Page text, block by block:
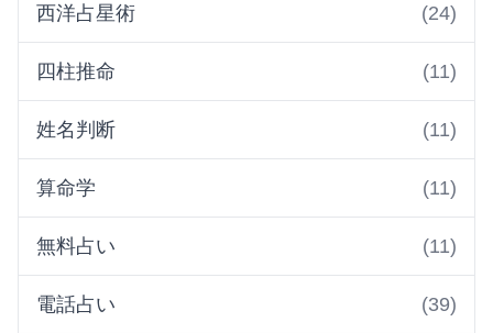
西洋占星術 (24)
四柱推命 (11)
姓名判断 (11)
算命学 (11)
無料占い (11)
電話占い (39)